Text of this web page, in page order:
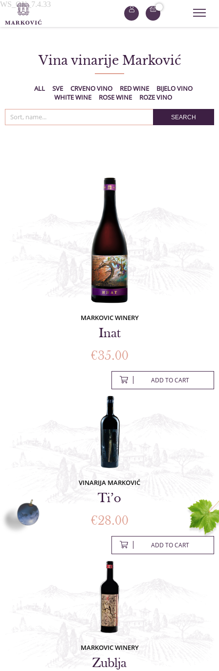
WS_OK_7.4.33
Vina vinarije Marković
MARKOVIC WINERY
Inat
€35.00
ADD TO CART
VINARIJA MARKOVIĆ
Ti’o
€28.00
ADD TO CART
MARKOVIC WINERY
Zublja
ALL BIJELO VINO
CRVENO VINO
RED WINE
ROSE WINE
ROZE VINO
SVE
WHITE WINE
SEARCH